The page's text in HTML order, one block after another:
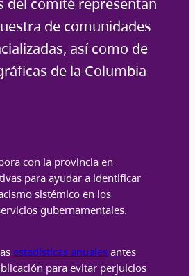
del comité representan
de comunidades
así como de
de la Columbia
con la provincia en
para ayudar a identificar
sistémico en los
gubernamentales.
estadísticas anuales antes
para evitar perjuicios